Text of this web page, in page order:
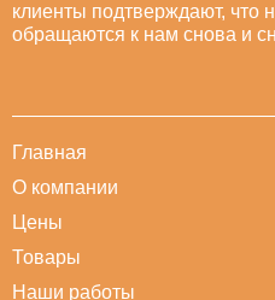
клиенты подтверждают, что
обращаются к нам снова и
Главная
О компании
Цены
Товары
Наши работы